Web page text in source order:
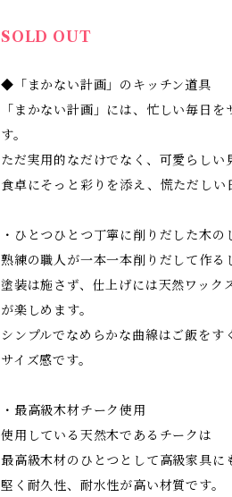
SOLD OUT
◆「まかない計画」のキッチン道具
「まかない計画」には、忙しい毎日
す。
ただ実用的なだけでなく、可愛らしい
食卓にそっと彩りを添え、慌ただしい
・ひとつひとつ丁寧に削りだした木の
熟練の職人が一本一本削りだして作る
塗装は施さず、仕上げには天然ワック
が楽しめます。
シンプルでなめらかな曲線はご飯を
サイズ感です。
・最高級木材チーク使用
使用している天然木であるチークは
最高級木材のひとつとして高級家具に
堅く耐久性、耐水性が高い材質です。